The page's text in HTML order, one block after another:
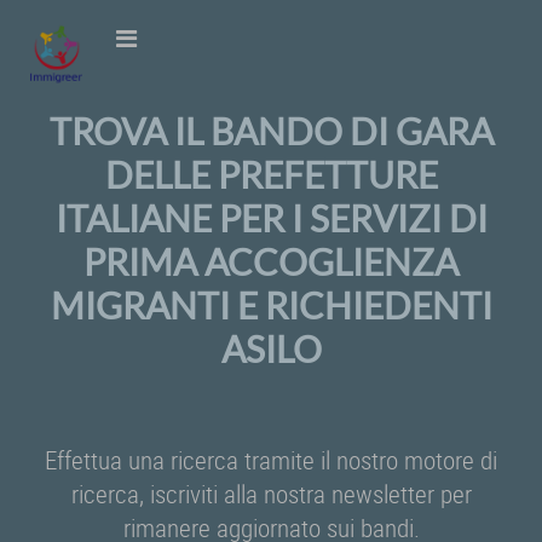
TROVA IL BANDO DI GARA
DELLE PREFETTURE
ITALIANE PER I SERVIZI DI
PRIMA ACCOGLIENZA
MIGRANTI E RICHIEDENTI
ASILO
Effettua una ricerca tramite il nostro motore di
ricerca, iscriviti alla nostra newsletter per
rimanere aggiornato sui bandi.